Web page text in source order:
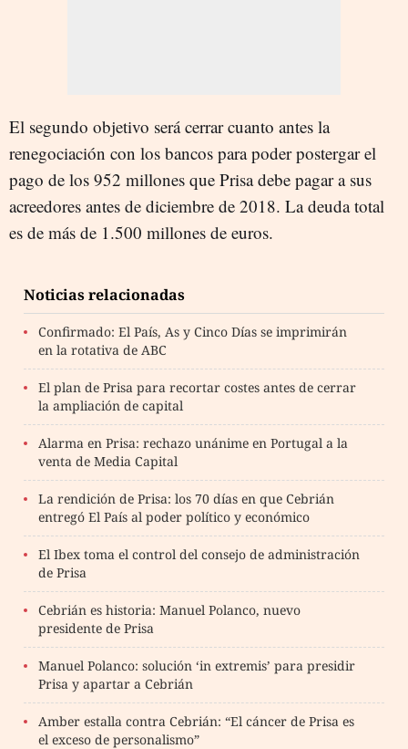
El segundo objetivo será cerrar cuanto antes la
renegociación con los bancos para poder postergar el
pago de los 952 millones que Prisa debe pagar a sus
acreedores antes de diciembre de 2018. La deuda total
es de más de 1.500 millones de euros.
Noticias relacionadas
Confirmado: El País, As y Cinco Días se imprimirán
en la rotativa de ABC
El plan de Prisa para recortar costes antes de cerrar
la ampliación de capital
Alarma en Prisa: rechazo unánime en Portugal a la
venta de Media Capital
La rendición de Prisa: los 70 días en que Cebrián
entregó El País al poder político y económico
El Ibex toma el control del consejo de administración
de Prisa
Cebrián es historia: Manuel Polanco, nuevo
presidente de Prisa
Manuel Polanco: solución ‘in extremis’ para presidir
Prisa y apartar a Cebrián
Amber estalla contra Cebrián: “El cáncer de Prisa es
el exceso de personalismo”